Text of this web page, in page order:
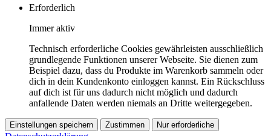
Erforderlich
Immer aktiv
Technisch erforderliche Cookies gewährleisten ausschließlich
grundlegende Funktionen unserer Webseite. Sie dienen zum
Beispiel dazu, dass du Produkte im Warenkorb sammeln oder
dich in dein Kundenkonto einloggen kannst. Ein Rückschluss
auf dich ist für uns dadurch nicht möglich und dadurch
anfallende Daten werden niemals an Dritte weitergegeben.
Einstellungen speichern Zustimmen Nur erforderliche